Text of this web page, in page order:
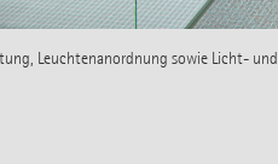
Leuchtenanordnung sowie Licht- und